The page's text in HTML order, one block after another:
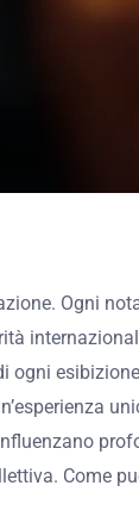
Ogni
ogni
Come